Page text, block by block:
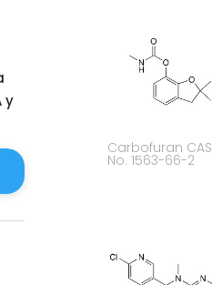
y
Carbofuran CAS
No. 1563-66-2